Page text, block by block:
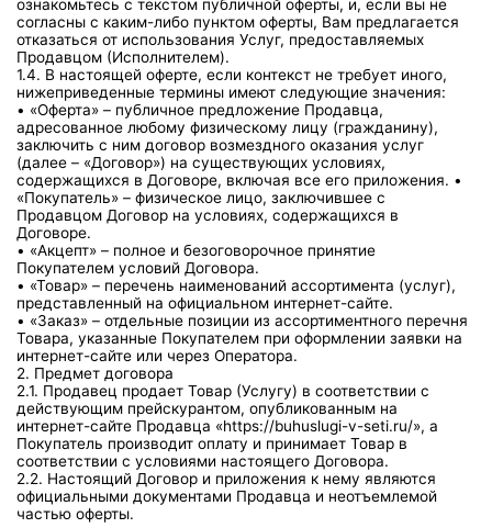
ознакомьтесь с текстом публичной оферты, и, если вы не
согласны с каким-либо пунктом оферты, Вам предлагается
отказаться от использования Услуг, предоставляемых
Продавцом (Исполнителем).
1.4. В настоящей оферте, если контекст не требует иного,
нижеприведенные термины имеют следующие значения:
• «Оферта» – публичное предложение Продавца,
адресованное любому физическому лицу (гражданину),
заключить с ним договор возмездного оказания услуг
(далее – «Договор») на существующих условиях,
содержащихся в Договоре, включая все его приложения. •
«Покупатель» – физическое лицо, заключившее с
Продавцом Договор на условиях, содержащихся в
Договоре.
• «Акцепт» – полное и безоговорочное принятие
Покупателем условий Договора.
• «Товар» – перечень наименований ассортимента (услуг),
представленный на официальном интернет-сайте.
• «Заказ» – отдельные позиции из ассортиментного перечня
Товара, указанные Покупателем при оформлении заявки на
интернет-сайте или через Оператора.
2. Предмет договора
2.1. Продавец продает Товар (Услугу) в соответствии с
действующим прейскурантом, опубликованным на
интернет-сайте Продавца «https://buhuslugi-v-seti.ru/», а
Покупатель производит оплату и принимает Товар в
соответствии с условиями настоящего Договора.
2.2. Настоящий Договор и приложения к нему являются
официальными документами Продавца и неотъемлемой
частью оферты.